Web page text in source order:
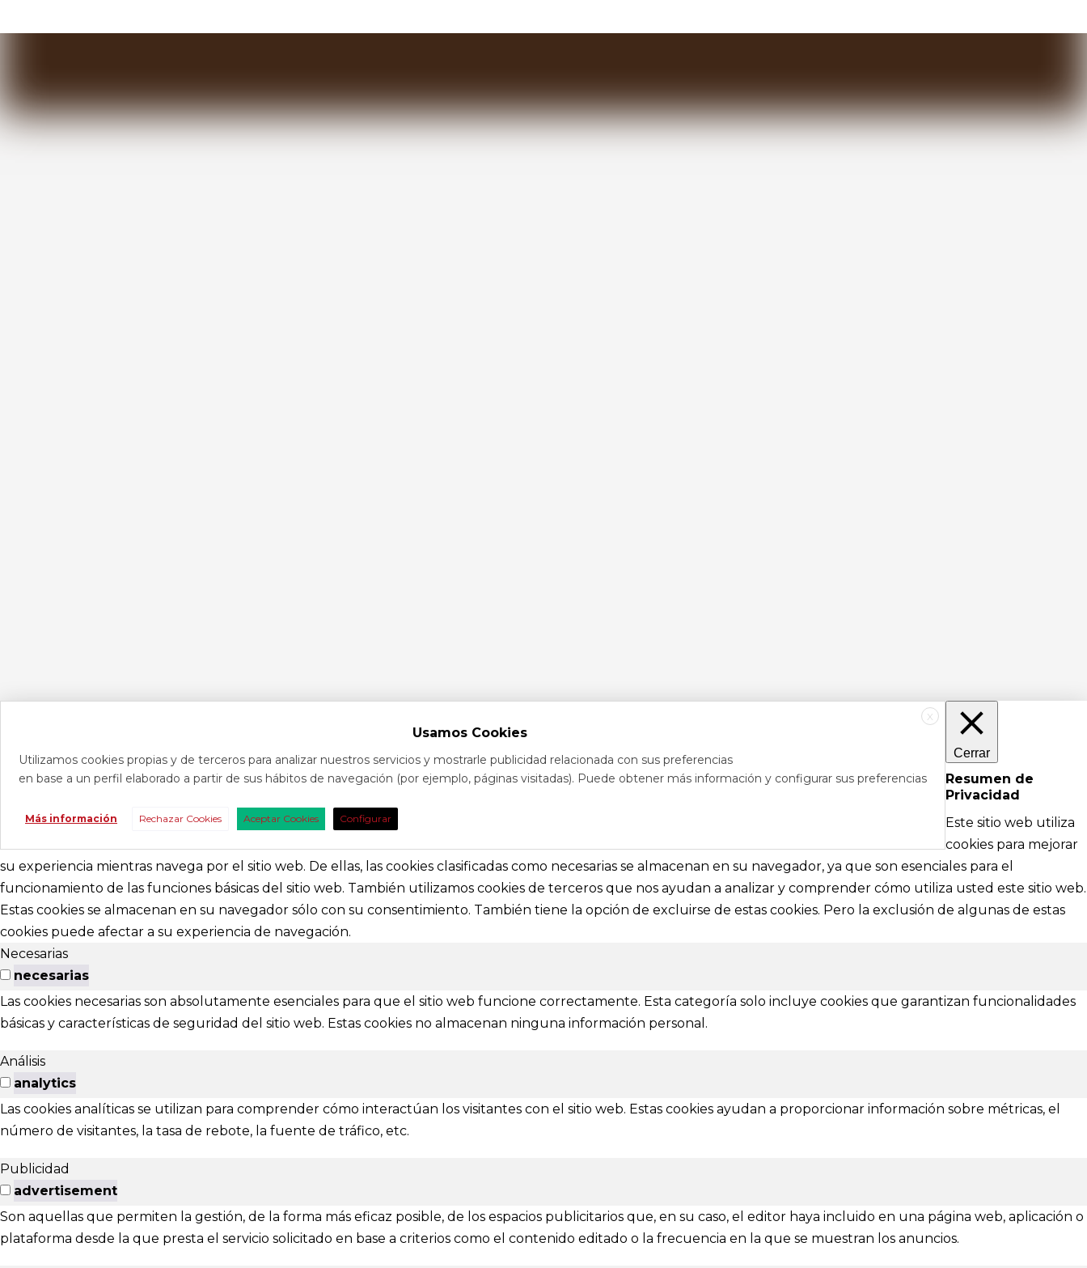
Consúltanos sobre eventos y espectáculos o contacta con
nosotros para solictar información general
abracadabra@festivalvivelamagia.es
festivalvivelamagia.es
secciones e información
Inicio
El festival
Textos legales e información técnica sobre
nuestra web
Aviso Legal
Política de Privacidad
Ponferrada Ávila
© 2025 - Festival Internacional Vive la Magia / Todos los derechos reservados | Diseñado con mucho por Blancoperfecto
X
Usamos Cookies
Utilizamos cookies propias y de terceros para analizar nuestros servicios y mostrarle publicidad relacionada con sus preferencias
en base a un perfil elaborado a partir de sus hábitos de navegación (por ejemplo, páginas visitadas). Puede obtener más información y configurar sus preferencias
Más información Rechazar Cookies Aceptar Cookies Configurar
Cerrar
Resumen de
Privacidad
Este sitio web utiliza
cookies para mejorar
su experiencia mientras navega por el sitio web. De ellas, las cookies clasificadas como necesarias se almacenan en su navegador, ya que son esenciales para el
funcionamiento de las funciones básicas del sitio web. También utilizamos cookies de terceros que nos ayudan a analizar y comprender cómo utiliza usted este sitio web.
Estas cookies se almacenan en su navegador sólo con su consentimiento. También tiene la opción de excluirse de estas cookies. Pero la exclusión de algunas de estas
cookies puede afectar a su experiencia de navegación.
Necesarias
necesarias
Las cookies necesarias son absolutamente esenciales para que el sitio web funcione correctamente. Esta categoría solo incluye cookies que garantizan funcionalidades
básicas y características de seguridad del sitio web. Estas cookies no almacenan ninguna información personal.
Análisis
analytics
Las cookies analíticas se utilizan para comprender cómo interactúan los visitantes con el sitio web. Estas cookies ayudan a proporcionar información sobre métricas, el
número de visitantes, la tasa de rebote, la fuente de tráfico, etc.
Publicidad
advertisement
Son aquellas que permiten la gestión, de la forma más eficaz posible, de los espacios publicitarios que, en su caso, el editor haya incluido en una página web, aplicación o
plataforma desde la que presta el servicio solicitado en base a criterios como el contenido editado o la frecuencia en la que se muestran los anuncios.